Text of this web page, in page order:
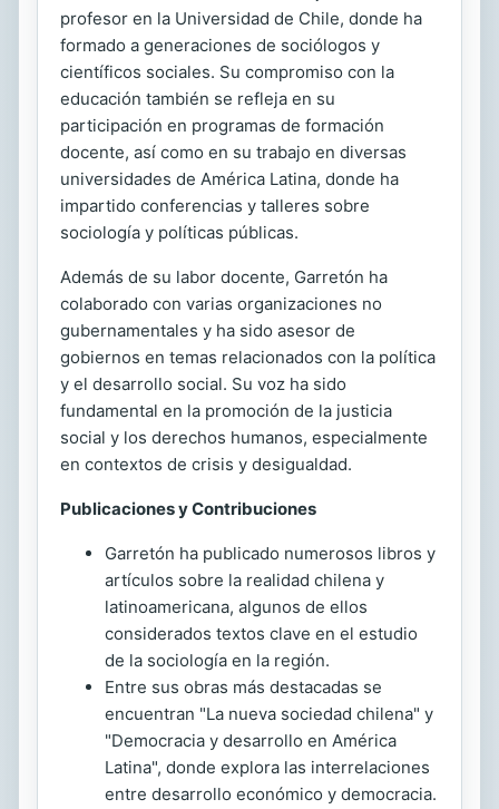
profesor en la Universidad de Chile, donde ha
formado a generaciones de sociólogos y
científicos sociales. Su compromiso con la
educación también se refleja en su
participación en programas de formación
docente, así como en su trabajo en diversas
universidades de América Latina, donde ha
impartido conferencias y talleres sobre
sociología y políticas públicas.
Además de su labor docente, Garretón ha
colaborado con varias organizaciones no
gubernamentales y ha sido asesor de
gobiernos en temas relacionados con la política
y el desarrollo social. Su voz ha sido
fundamental en la promoción de la justicia
social y los derechos humanos, especialmente
en contextos de crisis y desigualdad.
Publicaciones y Contribuciones
Garretón ha publicado numerosos libros y
artículos sobre la realidad chilena y
latinoamericana, algunos de ellos
considerados textos clave en el estudio
de la sociología en la región.
Entre sus obras más destacadas se
encuentran "La nueva sociedad chilena" y
"Democracia y desarrollo en América
Latina", donde explora las interrelaciones
entre desarrollo económico y democracia.